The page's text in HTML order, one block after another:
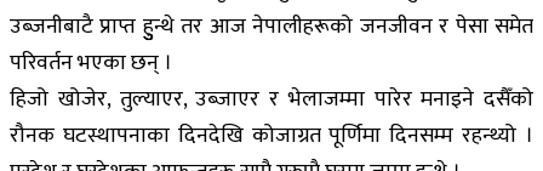
उब्जनीबाटै प्राप्त हुुुन्थे तर आज नेपालीहरूको जनजीवन र पेसा समेत
परिवर्तन भएका छन् ।
हिजो खोजेर, तुल्याएर, उब्जाएर र भेलाजम्मा पारेर मनाइने दसैँको
रौनक घटस्थापनाका दिनदेखि कोजाग्रत पूर्णिमा दिनसम्म रहन्थ्यो ।